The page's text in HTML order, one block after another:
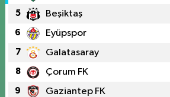
5 Beşiktaş
6 Eyüpspor
7 Galatasaray
8 Çorum FK
9 Gaziantep FK